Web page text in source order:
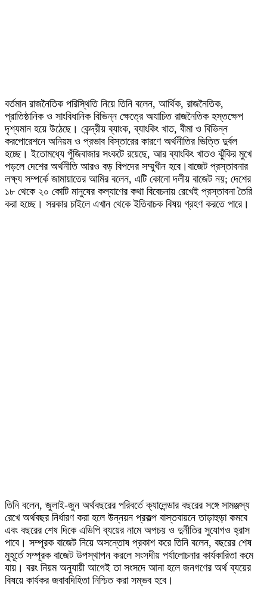
বর্তমান রাজনৈতিক পরিস্থিতি নিয়ে তিনি বলেন, আর্থিক, রাজনৈতিক,
প্রাতিষ্ঠানিক ও সাংবিধানিক বিভিন্ন ক্ষেত্রে অযাচিত রাজনৈতিক হস্তক্ষেপ
দৃশ্যমান হয়ে উঠেছে। কেন্দ্রীয় ব্যাংক, ব্যাংকিং খাত, বীমা ও বিভিন্ন
করপোরেশনে অনিয়ম ও প্রভাব বিস্তারের কারণে অর্থনীতির ভিত্তি দুর্বল
হচ্ছে। ইতোমধ্যে পুঁজিবাজার সংকটে রয়েছে, আর ব্যাংকিং খাতও ঝুঁকির মুখে
পড়লে দেশের অর্থনীতি আরও বড় বিপদের সম্মুখীন হবে।বাজেট প্রস্তাবনার
লক্ষ্য সম্পর্কে জামায়াতের আমির বলেন, এটি কোনো দলীয় বাজেট নয়; দেশের
১৮ থেকে ২০ কোটি মানুষের কল্যাণের কথা বিবেচনায় রেখেই প্রস্তাবনা তৈরি
করা হচ্ছে। সরকার চাইলে এখান থেকে ইতিবাচক বিষয় গ্রহণ করতে পারে।
তিনি বলেন, জুলাই-জুন অর্থবছরের পরিবর্তে ক্যালেন্ডার বছরের সঙ্গে সামঞ্জস্য
রেখে অর্থবছর নির্ধারণ করা হলে উন্নয়ন প্রকল্প বাস্তবায়নে তাড়াহুড়া কমবে
এবং বছরের শেষ দিকে এডিপি ব্যয়ের নামে অপচয় ও দুর্নীতির সুযোগও হ্রাস
পাবে। সম্পূরক বাজেট নিয়ে অসন্তোষ প্রকাশ করে তিনি বলেন, বছরের শেষ
মুহূর্তে সম্পূরক বাজেট উপস্থাপন করলে সংসদীয় পর্যালোচনার কার্যকারিতা কমে
যায়। বরং নিয়ম অনুযায়ী আগেই তা সংসদে আনা হলে জনগণের অর্থ ব্যয়ের
বিষয়ে কার্যকর জবাবদিহিতা নিশ্চিত করা সম্ভব হবে।